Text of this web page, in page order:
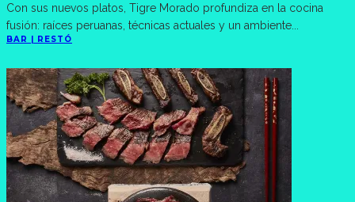
Con sus nuevos platos, Tigre Morado profundiza en la cocina
fusión: raíces peruanas, técnicas actuales y un ambiente
BAR | RESTÓ